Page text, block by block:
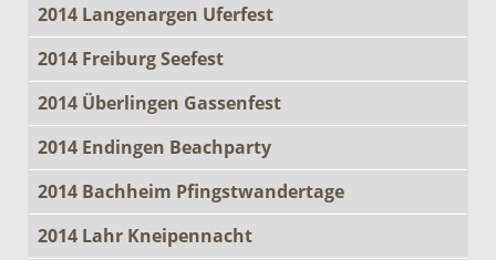
2014 Langenargen Uferfest
2014 Freiburg Seefest
2014 Überlingen Gassenfest
2014 Endingen Beachparty
2014 Bachheim Pfingstwandertage
2014 Lahr Kneipennacht